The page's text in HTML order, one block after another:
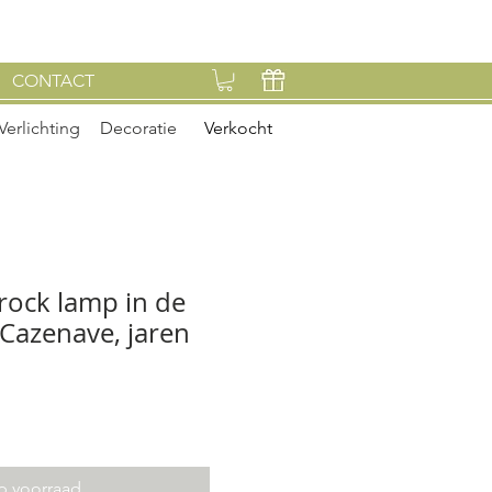
CONTACT
lamp in de
jaren
Decoratie Verkocht